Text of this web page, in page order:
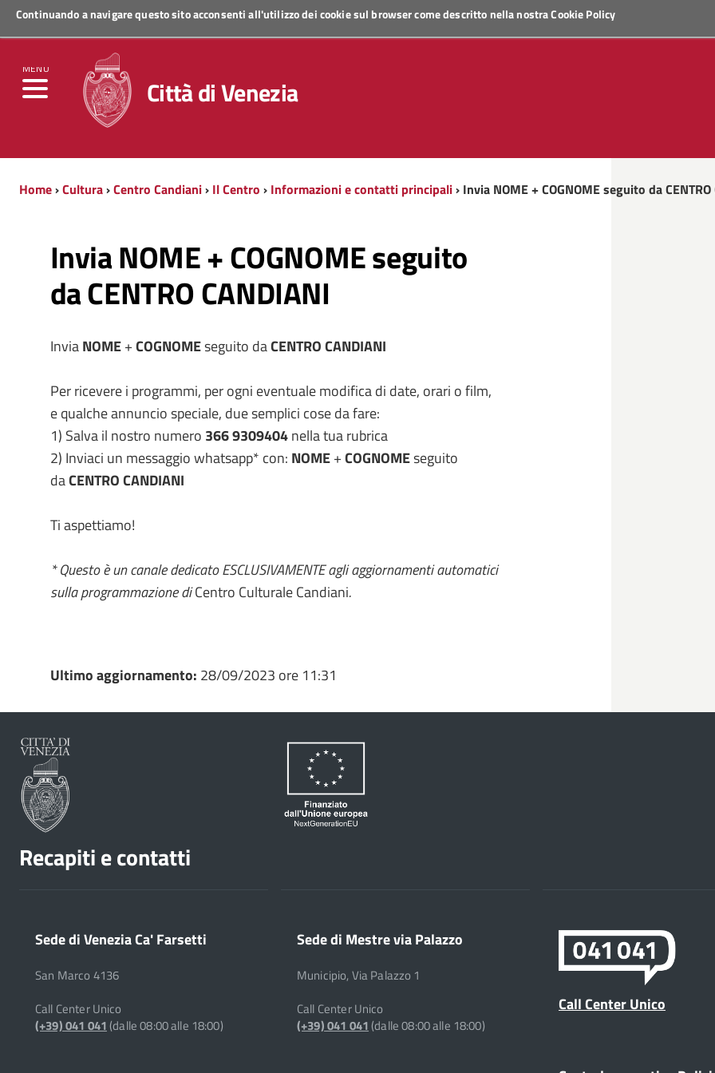
Continuando a navigare questo sito acconsenti all'utilizzo dei cookie sul browser come descritto nella nostraCookie Policy
MENU
Regione Veneto
Città di Venezia
Home›Cultura›Centro Candiani› Il Centro › Informazioni e contatti principali› Invia NOME + COGNOME seguito da
Invia NOME + COGNOME seguito
da CENTRO CANDIANI
InviaNOME+COGNOMEseguito daCENTRO CANDIANI
Per ricevere i programmi, per ogni eventuale modifica di date, orari o film,
e qualche annuncio speciale, due semplici cose da fare:
1) Salva il nostro numero 366 9309404nella tua rubrica
2) Inviaci un messaggio whatsapp* con: NOME+COGNOMEseguito
daCENTRO CANDIANI
Ti aspettiamo!
* Questo è un canale dedicato ESCLUSIVAMENTE agli aggiornamenti automatici
sulla programmazione diCentro Culturale Candiani.
Ultimo aggiornamento: 28/09/2023 ore 11:31
Recapiti e contatti
Sede di Venezia Ca' Farsetti
San Marco 4136
Call Center Unico
(+39) 041 041(dalle 08:00 alle 18:00)
Sede di Mestre via Palazzo
Municipio, Via Palazzo 1
Call Center Unico
(+39) 041 041(dalle 08:00 alle 18:00)
Call Center Unico